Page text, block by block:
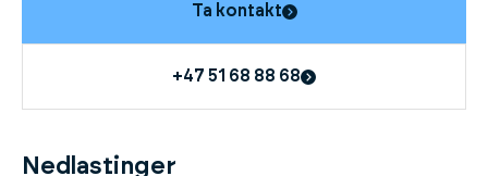
Ta kontakt
+47 51 68 88 68
Nedlastinger